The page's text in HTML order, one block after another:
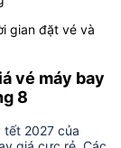
gian đặt vé và
vé máy bay
8
tết 2027 của